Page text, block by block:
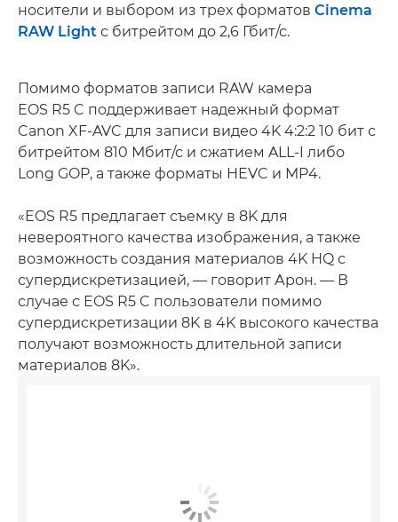
носители и выбором из трех форматов Cinema
RAW Light с битрейтом до 2,6 Гбит/с.
Помимо форматов записи RAW камера
EOS R5 C поддерживает надежный формат
Canon XF-AVC для записи видео 4K 4:2:2 10 бит с
битрейтом 810 Мбит/с и сжатием ALL-I либо
Long GOP, а также форматы HEVC и MP4.
«EOS R5 предлагает съемку в 8K для
невероятного качества изображения, а также
возможность создания материалов 4K HQ с
супердискретизацией, — говорит Арон. — В
случае с EOS R5 C пользователи помимо
супердискретизации 8K в 4K высокого качества
получают возможность длительной записи
материалов 8K».